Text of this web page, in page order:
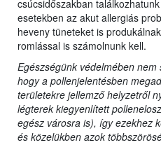
csúcsidőszakban
esetekben az akut allergiás
heveny tüneteket is
romlással is számolnunk kell.
Egészségünk védelmében
hogy a pollenjelentésben
területekre jellemző helyzetről
légterek kiegyenlített
egész városra is), így ezekhez
és közelükben azok